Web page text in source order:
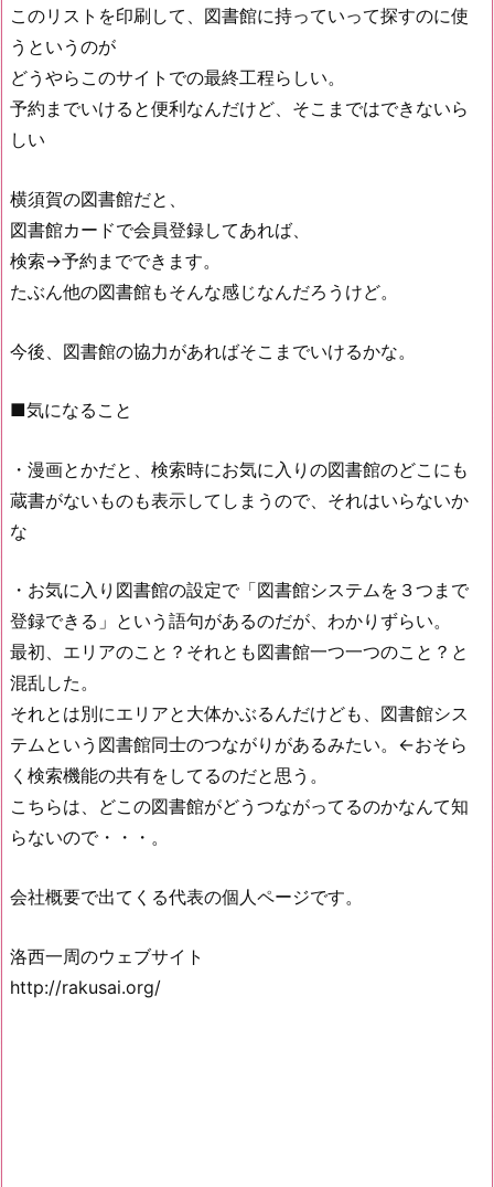
このリストを印刷して、図書館に持っていって探すのに使
うというのが
どうやらこのサイトでの最終工程らしい。
予約までいけると便利なんだけど、そこまではできないら
しい
横須賀の図書館だと、
図書館カードで会員登録してあれば、
検索→予約までできます。
たぶん他の図書館もそんな感じなんだろうけど。
今後、図書館の協力があればそこまでいけるかな。
■気になること
・漫画とかだと、検索時にお気に入りの図書館のどこにも
蔵書がないものも表示してしまうので、それはいらないか
な
・お気に入り図書館の設定で「図書館システムを３つまで
登録できる」という語句があるのだが、わかりずらい。
最初、エリアのこと？それとも図書館一つ一つのこと？と
混乱した。
それとは別にエリアと大体かぶるんだけども、図書館シス
テムという図書館同士のつながりがあるみたい。←おそら
く検索機能の共有をしてるのだと思う。
こちらは、どこの図書館がどうつながってるのかなんて知
らないので・・・。
会社概要で出てくる代表の個人ページです。
洛西一周のウェブサイト
http://rakusai.org/